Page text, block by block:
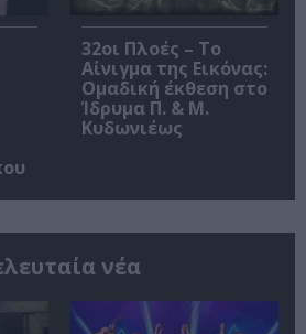
32οι Πλοές – Το
Αίνιγμα της Εικόνας:
Ομαδική έκθεση στο
Ίδρυμα Π. & Μ.
Κυδωνιέως
νέα